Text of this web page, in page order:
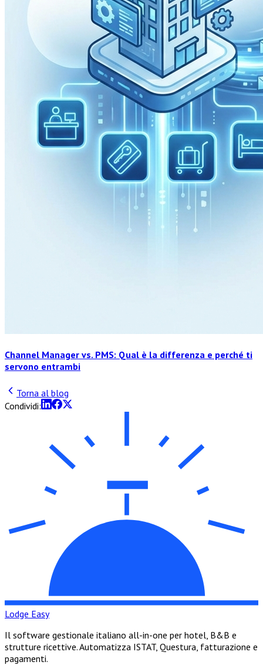
Channel Manager vs. PMS: Qual è la differenza e perché ti
servono entrambi
Torna al blog
Condividi:
Lodge Easy
Il software gestionale italiano all-in-one per hotel, B&B e
strutture ricettive. Automatizza ISTAT, Questura, fatturazione e
pagamenti.